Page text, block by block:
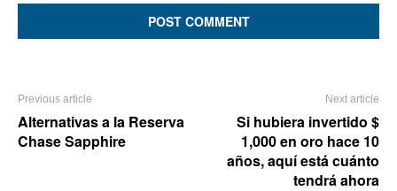
Previous article
Alternativas a la Reserva
Chase Sapphire
Next article
Si hubiera invertido $
1,000 en oro hace 10
años, aquí está cuánto
tendrá ahora